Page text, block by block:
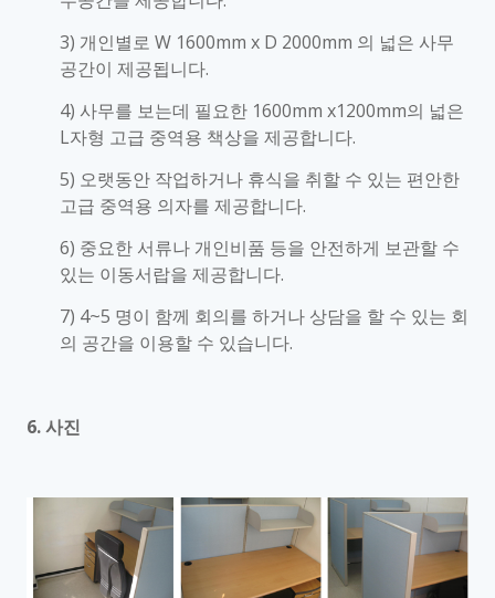
3) 개인별로 W 1600mm x D 2000mm 의 넓은 사무
공간이 제공됩니다.
4) 사무를 보는데 필요한 1600mm x1200mm의 넓은
L자형 고급 중역용 책상을 제공합니다.
5) 오랫동안 작업하거나 휴식을 취할 수 있는 편안한
고급 중역용 의자를 제공합니다.
6) 중요한 서류나 개인비품 등을 안전하게 보관할 수
있는 이동서랍을 제공합니다.
7) 4~5 명이 함께 회의를 하거나 상담을 할 수 있는 회
의 공간을 이용할 수 있습니다.
6. 사진